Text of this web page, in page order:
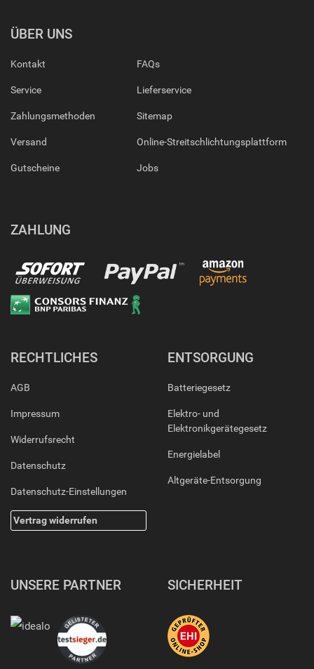
ÜBER UNS
Kontakt
Service
Zahlungsmethoden
Versand
Gutscheine
FAQs
Lieferservice
Sitemap
Online-Streitschlichtungsplattform
Jobs
ZAHLUNG
RECHTLICHES
AGB
Impressum
Widerrufsrecht
Datenschutz
Datenschutz-Einstellungen
Vertrag widerrufen
ENTSORGUNG
Batteriegesetz
Elektro- und
Elektronikgerätegesetz
Energielabel
Altgeräte-Entsorgung
UNSERE PARTNER SICHERHEIT